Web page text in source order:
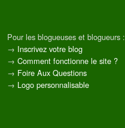
Pour les blogueuses et blogueurs :
→ Inscrivez votre blog
→ Comment fonctionne le site ?
→ Foire Aux Questions
→ Logo personnalisable